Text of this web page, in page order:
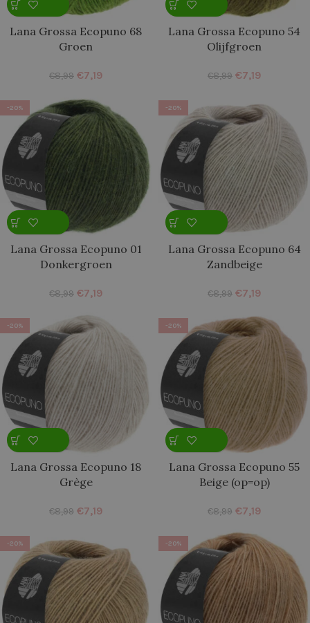
Lana Grossa Ecopuno 68
Groen
€8,99 €7,19
Lana Grossa Ecopuno 54
Olijfgroen
€8,99 €7,19
-20%
Lana Grossa Ecopuno 01
Donkergroen
€8,99 €7,19
-20%
Lana Grossa Ecopuno 64
Zandbeige
€8,99 €7,19
-20%
Lana Grossa Ecopuno 18
Grège
€8,99 €7,19
-20%
Lana Grossa Ecopuno 55
Beige (op=op)
€8,99 €7,19
-20% -20%